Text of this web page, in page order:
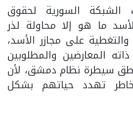
الشبكة السورية لحقوق
ما هو إلا محاولة لذر
على مجازر الأسد،
المعارضين والمطلوبين
سيطرة نظام دمشق، لأن
تهدد حياتهم بشكل